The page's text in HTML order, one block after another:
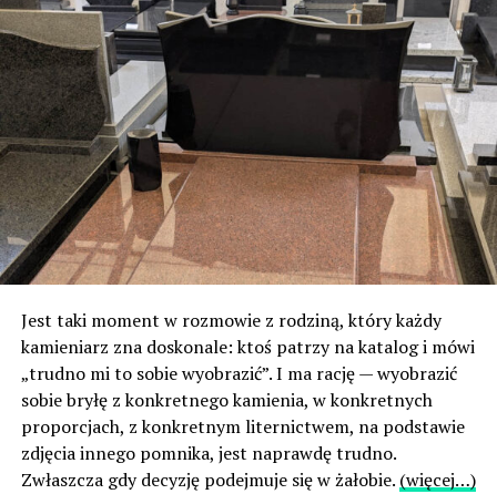
Jest taki moment w rozmowie z rodziną, który każdy
kamieniarz zna doskonale: ktoś patrzy na katalog i mówi
„trudno mi to sobie wyobrazić”. I ma rację — wyobrazić
sobie bryłę z konkretnego kamienia, w konkretnych
proporcjach, z konkretnym liternictwem, na podstawie
zdjęcia innego pomnika, jest naprawdę trudno.
Zwłaszcza gdy decyzję podejmuje się w żałobie. (więcej…)